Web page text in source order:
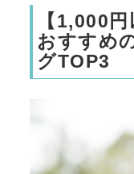
【1,000
おすすめ
グTOP3